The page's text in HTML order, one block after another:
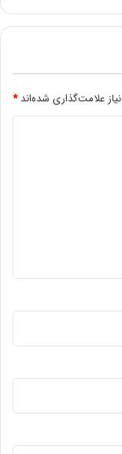
علامت‌گذاری شده‌اند*